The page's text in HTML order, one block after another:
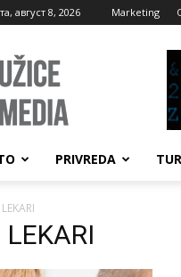
август 8, 2026 Marketing
UžiceMedia
PRIVREDA
LEKARI